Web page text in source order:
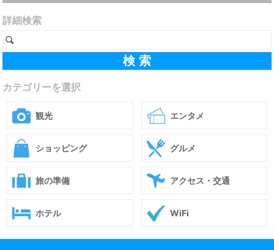
詳細検索
カテゴリーを選択
観光 エンタメ
ショッピング グルメ
旅の準備 アクセス・交通
ホテル WiFi